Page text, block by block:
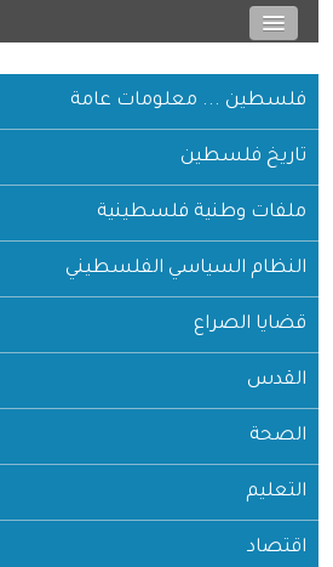
فلسطين ... معلومات عامة
تاريخ فلسطين
ملفات وطنية فلسطينية
النظام السياسي الفلسطيني
قضايا الصراع
القدس
الصحة
التعليم
اقتصاد